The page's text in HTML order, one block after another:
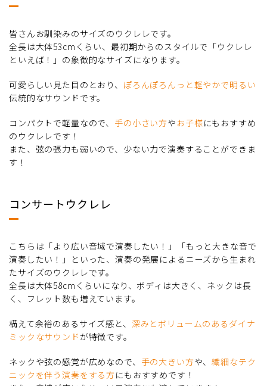
皆さんお馴染みのサイズのウクレレです。
全長は大体53cmくらい、最初期からのスタイルで「ウクレレ
といえば！」の象徴的なサイズになります。
可愛らしい見た目のとおり、 ぽろんぽろんっと軽やかで明るい
伝統的なサウンドです。
コンパクトで軽量なので、 手の小さい方や お子様にもおすすめ
のウクレレです！
また、弦の張力も弱いので、少ない力で演奏することができま
す！
コンサートウクレレ
こちらは「より広い音域で演奏したい！」「もっと大きな音で
演奏したい！」といった、演奏の発展によるニーズから生まれ
たサイズのウクレレです。
全長は大体58cmくらいになり、ボディは大きく、ネックは長
く、フレット数も増えています。
構えて余裕のあるサイズ感と、 深みとボリュームのあるダイナ
ミックなサウンド が特徴です。
ネックや弦の感覚が広めなので、 手の大きい方や、繊細なテク
ニックを伴う演奏をする方にもおすすめです！